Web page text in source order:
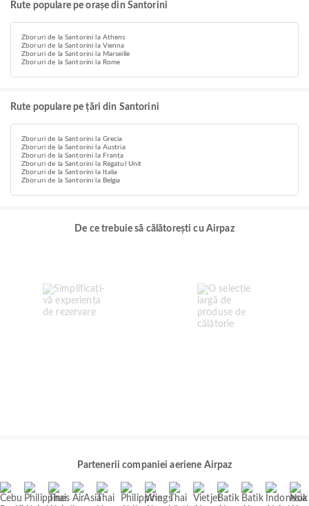
Rute populare pe orașe din Santorini
Zboruri de la Santorini la Athens
Zboruri de la Santorini la Vienna
Zboruri de la Santorini la Marseille
Zboruri de la Santorini la Rome
Rute populare pe țări din Santorini
Zboruri de la Santorini la Grecia
Zboruri de la Santorini la Austria
Zboruri de la Santorini la Franța
Zboruri de la Santorini la Regatul Unit
Zboruri de la Santorini la Italia
Zboruri de la Santorini la Belgia
De ce trebuie să călătorești cu Airpaz
Partenerii companiei aeriene Airpaz